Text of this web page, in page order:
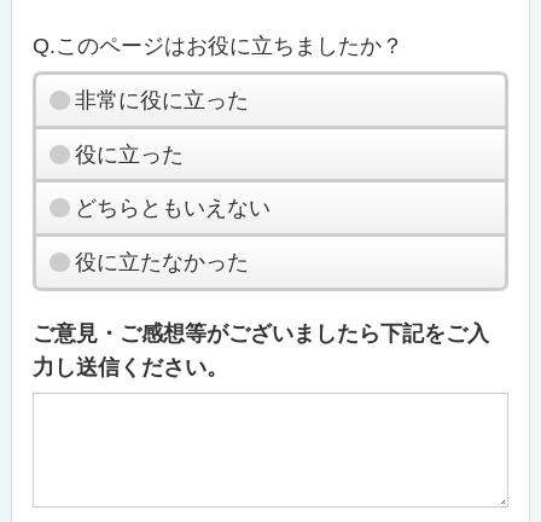
Q.このページはお役に立ちましたか？
非常に役に立った
役に立った
どちらともいえない
役に立たなかった
ご意見・ご感想等がございましたら下記をご入
力し送信ください。